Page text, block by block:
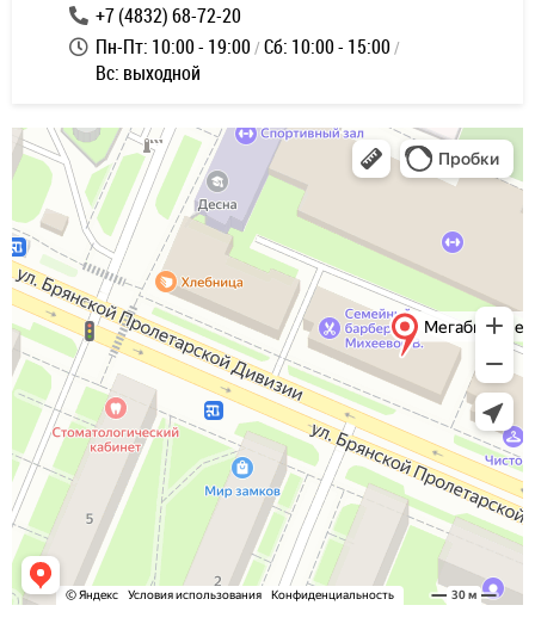
+7 (4832) 68-72-20
Пн-Пт: 10:00 - 19:00 Сб: 10:00 - 15:00
Вс: выходной